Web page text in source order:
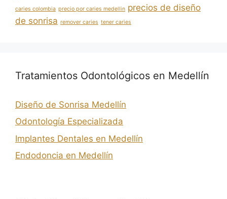
caries colombia precio por caries medellin precios de diseño
de sonrisa remover caries tener caries
Tratamientos Odontológicos en Medellín
Diseño de Sonrisa Medellín
Odontología Especializada
Implantes Dentales en Medellín
Endodoncia en Medellín